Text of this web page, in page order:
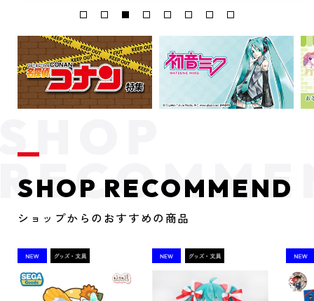
SHOP RECOMMEND
ショップからのおすすめの商品